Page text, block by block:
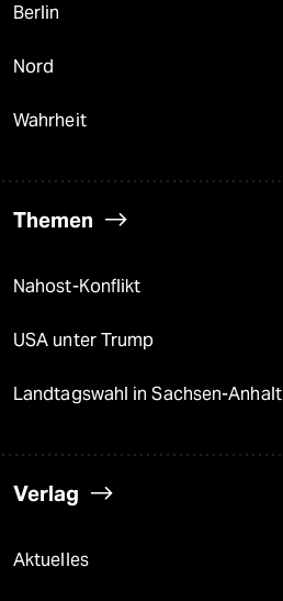
Berlin
Nord
Wahrheit
Themen
Nahost-Konflikt
USA unter Trump
Landtagswahl in Sachsen-Anhalt
Verlag
Aktuelles